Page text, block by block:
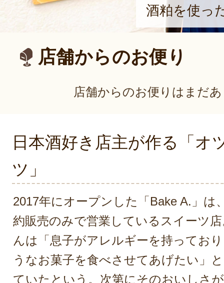
酒粕を使っ
店舗からのお便り
店舗からのお便りはまだ
日本酒好き店主が作る「オ
ツ」
2017年にオープンした「Bake A.」は
約販売のみで営業しているスイーツ
んは「息子がアレルギーを持ってお
うなお菓子を食べさせてあげたい」
ていたという。次第にそのおいしさ